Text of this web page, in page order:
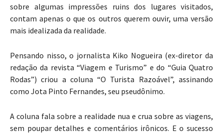
sobre algumas impressões ruins dos lugares visitados,
contam apenas o que os outros querem ouvir, uma versão
mais idealizada da realidade.
Pensando nisso, o jornalista Kiko Nogueira (ex-diretor da
redação da revista “Viagem e Turismo” e do “Guia Quatro
Rodas”) criou a coluna “O Turista Razoável”, assinando
como Jota Pinto Fernandes, seu pseudônimo.
A coluna fala sobre a realidade nua e crua sobre as viagens,
sem poupar detalhes e comentários irônicos. E o sucesso